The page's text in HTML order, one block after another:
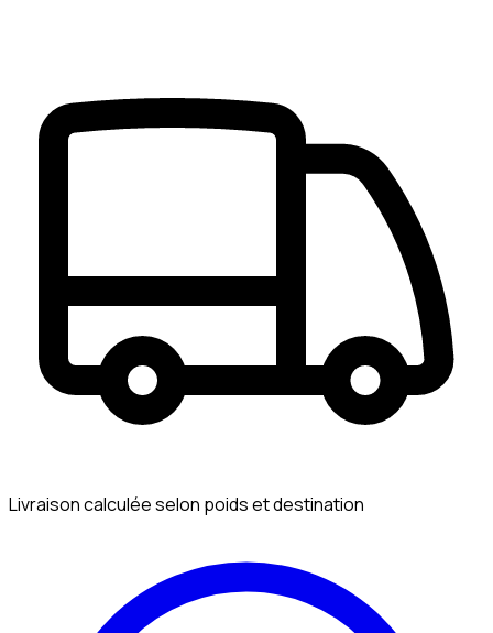
Livraison calculée selon poids et destination